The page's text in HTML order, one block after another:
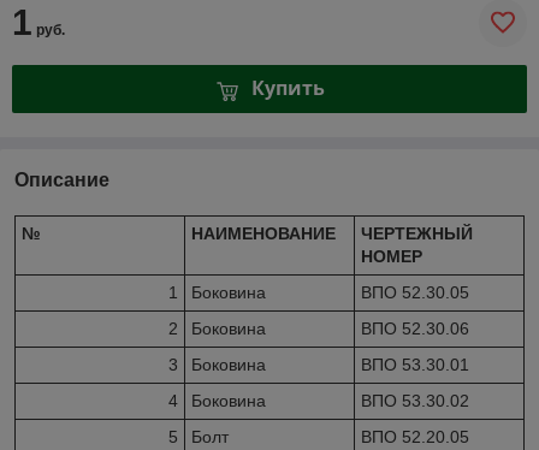
1 руб.
Купить
Описание
№ НАИМЕНОВАНИЕ
ЧЕРТЕЖНЫЙ
НОМЕР
1
Боковина
ВПО 52.30.05
2
Боковина
ВПО 52.30.06
3
Боковина
ВПО 53.30.01
4
Боковина
ВПО 53.30.02
5
Болт
ВПО 52.20.05